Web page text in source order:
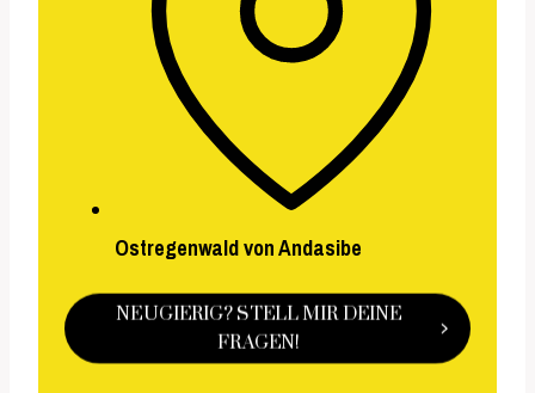
Ostregenwald von Andasibe
NEUGIERIG? STELL MIR DEINE
FRAGEN!